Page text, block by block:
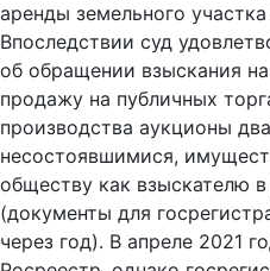
аренды земельного
Впоследствии суд
об обращении взыскания
продажу на публичных
производства аукционы
несостоявшимися,
обществу как взыскателю
(документы для
через год). В апреле 2021